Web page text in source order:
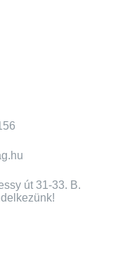
út 31-33. B.